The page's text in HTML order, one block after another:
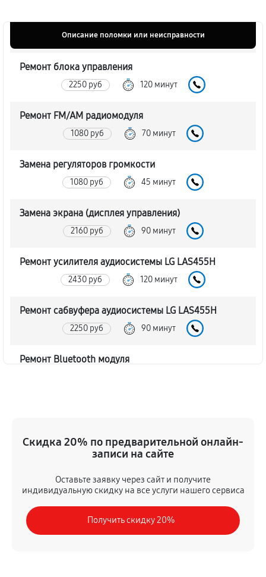
Описание поломки или неисправности
Ремонт блока управления
2250 руб 120 минут
Ремонт FM/AM радиомодуля
1080 руб 70 минут
Замена регуляторов громкости
1080 руб 45 минут
Замена экрана (дисплея управления)
2160 руб 90 минут
Ремонт усилителя аудиосистемы LG LAS455H
2430 руб 120 минут
Ремонт сабвуфера аудиосистемы LG LAS455H
2250 руб 90 минут
Ремонт Bluetooth модуля
Замена шлейфа аудиосистемы LG LAS455H
50 минут
Замена разъема питания
900 руб 40 минут
Скидка 20% по предварительной онлайн-
записи на сайте
Оставьте заявку через сайт и получите
индивидуальную скидку на все услуги нашего сервиса
Получить скидку 20%